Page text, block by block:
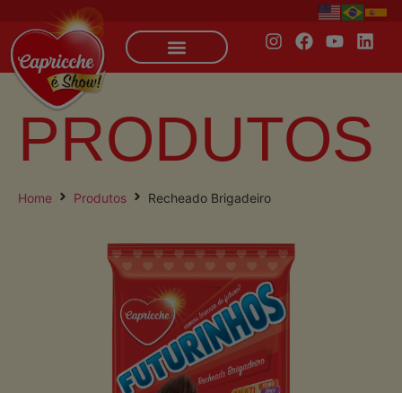
PRODUTOS
Home Produtos Recheado Brigadeiro